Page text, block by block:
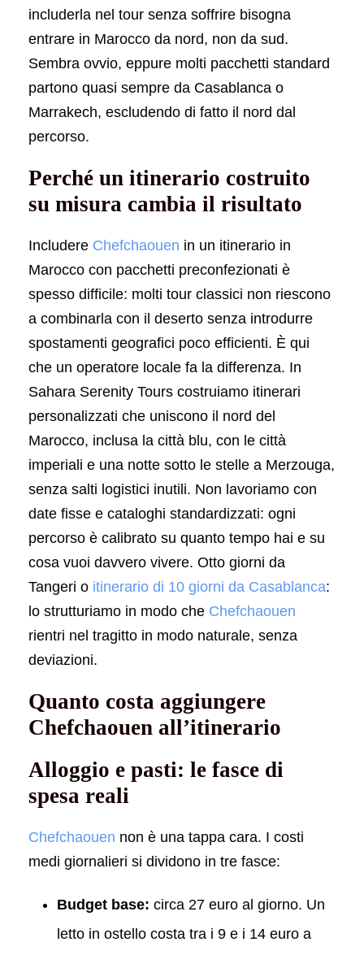
includerla nel tour senza soffrire bisogna
entrare in Marocco da nord, non da sud.
Sembra ovvio, eppure molti pacchetti standard
partono quasi sempre da Casablanca o
Marrakech, escludendo di fatto il nord dal
percorso.
Perché un itinerario costruito
su misura cambia il risultato
Includere Chefchaouen in un itinerario in
Marocco con pacchetti preconfezionati è
spesso difficile: molti tour classici non riescono
a combinarla con il deserto senza introdurre
spostamenti geografici poco efficienti. È qui
che un operatore locale fa la differenza. In
Sahara Serenity Tours costruiamo itinerari
personalizzati che uniscono il nord del
Marocco, inclusa la città blu, con le città
imperiali e una notte sotto le stelle a Merzouga,
senza salti logistici inutili. Non lavoriamo con
date fisse e cataloghi standardizzati: ogni
percorso è calibrato su quanto tempo hai e su
cosa vuoi davvero vivere. Otto giorni da
Tangeri o itinerario di 10 giorni da Casablanca:
lo strutturiamo in modo che Chefchaouen
rientri nel tragitto in modo naturale, senza
deviazioni.
Quanto costa aggiungere
Chefchaouen all’itinerario
Alloggio e pasti: le fasce di
spesa reali
Chefchaouen non è una tappa cara. I costi
medi giornalieri si dividono in tre fasce:
Budget base: circa 27 euro al giorno. Un
letto in ostello costa tra i 9 e i 14 euro a